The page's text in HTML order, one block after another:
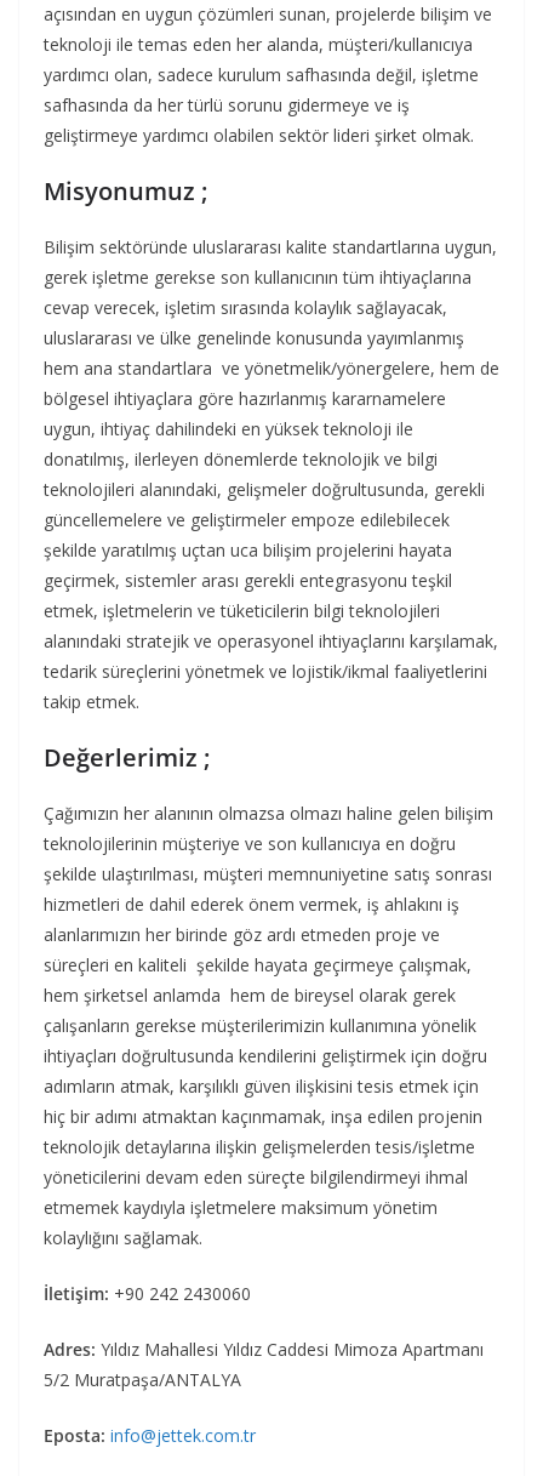
açısından en uygun çözümleri sunan, projelerde bilişim ve
teknoloji ile temas eden her alanda, müşteri/kullanıcıya
yardımcı olan, sadece kurulum safhasında değil, işletme
safhasında da her türlü sorunu gidermeye ve iş
geliştirmeye yardımcı olabilen sektör lideri şirket olmak.
Misyonumuz ;
Bilişim sektöründe uluslararası kalite standartlarına uygun,
gerek işletme gerekse son kullanıcının tüm ihtiyaçlarına
cevap verecek, işletim sırasında kolaylık sağlayacak,
uluslararası ve ülke genelinde konusunda yayımlanmış
hem ana standartlara ve yönetmelik/yönergelere, hem de
bölgesel ihtiyaçlara göre hazırlanmış kararnamelere
uygun, ihtiyaç dahilindeki en yüksek teknoloji ile
donatılmış, ilerleyen dönemlerde teknolojik ve bilgi
teknolojileri alanındaki, gelişmeler doğrultusunda, gerekli
güncellemelere ve geliştirmeler empoze edilebilecek
şekilde yaratılmış uçtan uca bilişim projelerini hayata
geçirmek, sistemler arası gerekli entegrasyonu teşkil
etmek, işletmelerin ve tüketicilerin bilgi teknolojileri
alanındaki stratejik ve operasyonel ihtiyaçlarını karşılamak,
tedarik süreçlerini yönetmek ve lojistik/ikmal faaliyetlerini
takip etmek.
Değerlerimiz ;
Çağımızın her alanının olmazsa olmazı haline gelen bilişim
teknolojilerinin müşteriye ve son kullanıcıya en doğru
şekilde ulaştırılması, müşteri memnuniyetine satış sonrası
hizmetleri de dahil ederek önem vermek, iş ahlakını iş
alanlarımızın her birinde göz ardı etmeden proje ve
süreçleri en kaliteli şekilde hayata geçirmeye çalışmak,
hem şirketsel anlamda hem de bireysel olarak gerek
çalışanların gerekse müşterilerimizin kullanımına yönelik
ihtiyaçları doğrultusunda kendilerini geliştirmek için doğru
adımların atmak, karşılıklı güven ilişkisini tesis etmek için
hiç bir adımı atmaktan kaçınmamak, inşa edilen projenin
teknolojik detaylarına ilişkin gelişmelerden tesis/işletme
yöneticilerini devam eden süreçte bilgilendirmeyi ihmal
etmemek kaydıyla işletmelere maksimum yönetim
kolaylığını sağlamak.
İletişim: +90 242 2430060
Adres: Yıldız Mahallesi Yıldız Caddesi Mimoza Apartmanı
5/2 Muratpaşa/ANTALYA
Eposta: info@jettek.com.tr